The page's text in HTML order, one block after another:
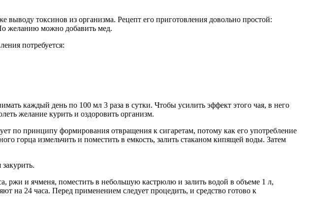
токсинов из организма. Рецепт его приготовления довольно простой:
желанию можно добавить мед.
потребуется:
каждый день по 100 мл 3 раза в сутки. Чтобы усилить эффект этого чая, в него
желание курить и оздоровить организм.
по принципу формирования отвращения к сигаретам, потому как его употребление
горца измельчить и поместить в емкость, залить стаканом кипящей воды. Затем
ржи и ячменя, поместить в небольшую кастрюлю и залить водой в объеме 1 л,
на 24 часа. Перед применением следует процедить, и средство готово к